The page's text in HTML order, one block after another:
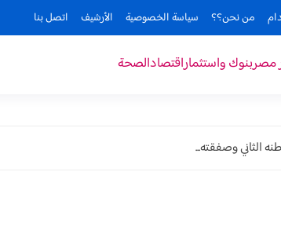
من نحن؟؟ سياسة الخصوصية الأرشيف اتصل بنا
مصربنوك واستثماراقتصادالصحة
الثاني وصفقته...